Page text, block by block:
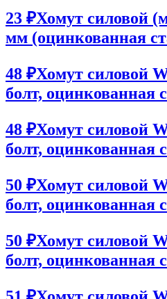
23 ₽Хомут силовой
мм (оцинкованная
48 ₽Хомут силовой
болт, оцинкованная
48 ₽Хомут силовой
болт, оцинкованная
50 ₽Хомут силовой
болт, оцинкованная
50 ₽Хомут силовой
болт, оцинкованная